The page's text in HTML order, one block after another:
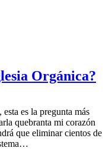
Orgánica?
es la pregunta más
quebranta mi corazón
que eliminar cientos de